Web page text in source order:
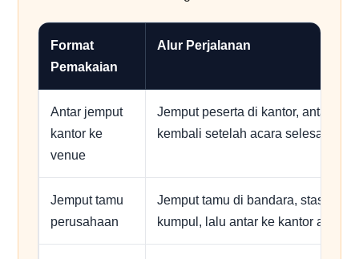
Format
Pemakaian
Alur Perjalanan
Antar jemput
kantor ke
venue
Jemput peserta di kantor, antar ke
kembali setelah acara selesai.
Jemput tamu
perusahaan
Jemput tamu di bandara, stasiun,
kumpul, lalu antar ke kantor atau